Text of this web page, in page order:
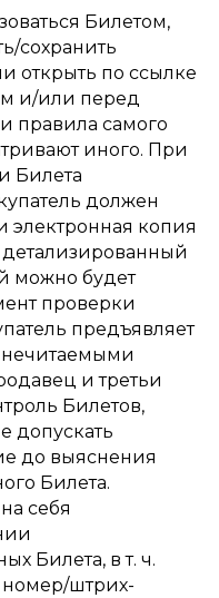
Билетом,
сохранить
открыть по ссылке
и/или перед
правила самого
иного. При
Билета
должен
электронная копия
можно будет
проверки
предъявляет
нечитаемыми
и третьи
Билетов,
допускать
до выяснения
Билета.
себя
Билета, в т. ч.
номер/штрих-